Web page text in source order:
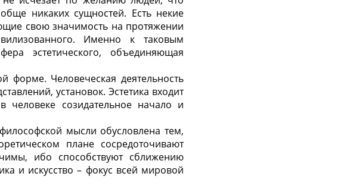
никаких сущностей. Есть некие
свою значимость на протяжении
Именно к таковым
эстетического, объединяющая
форме. Человеческая деятельность
установок. Эстетика входит
созидательное начало и
мысли обусловлена тем,
плане сосредоточивают
ибо способствуют сближению
и искусство – фокус всей мировой